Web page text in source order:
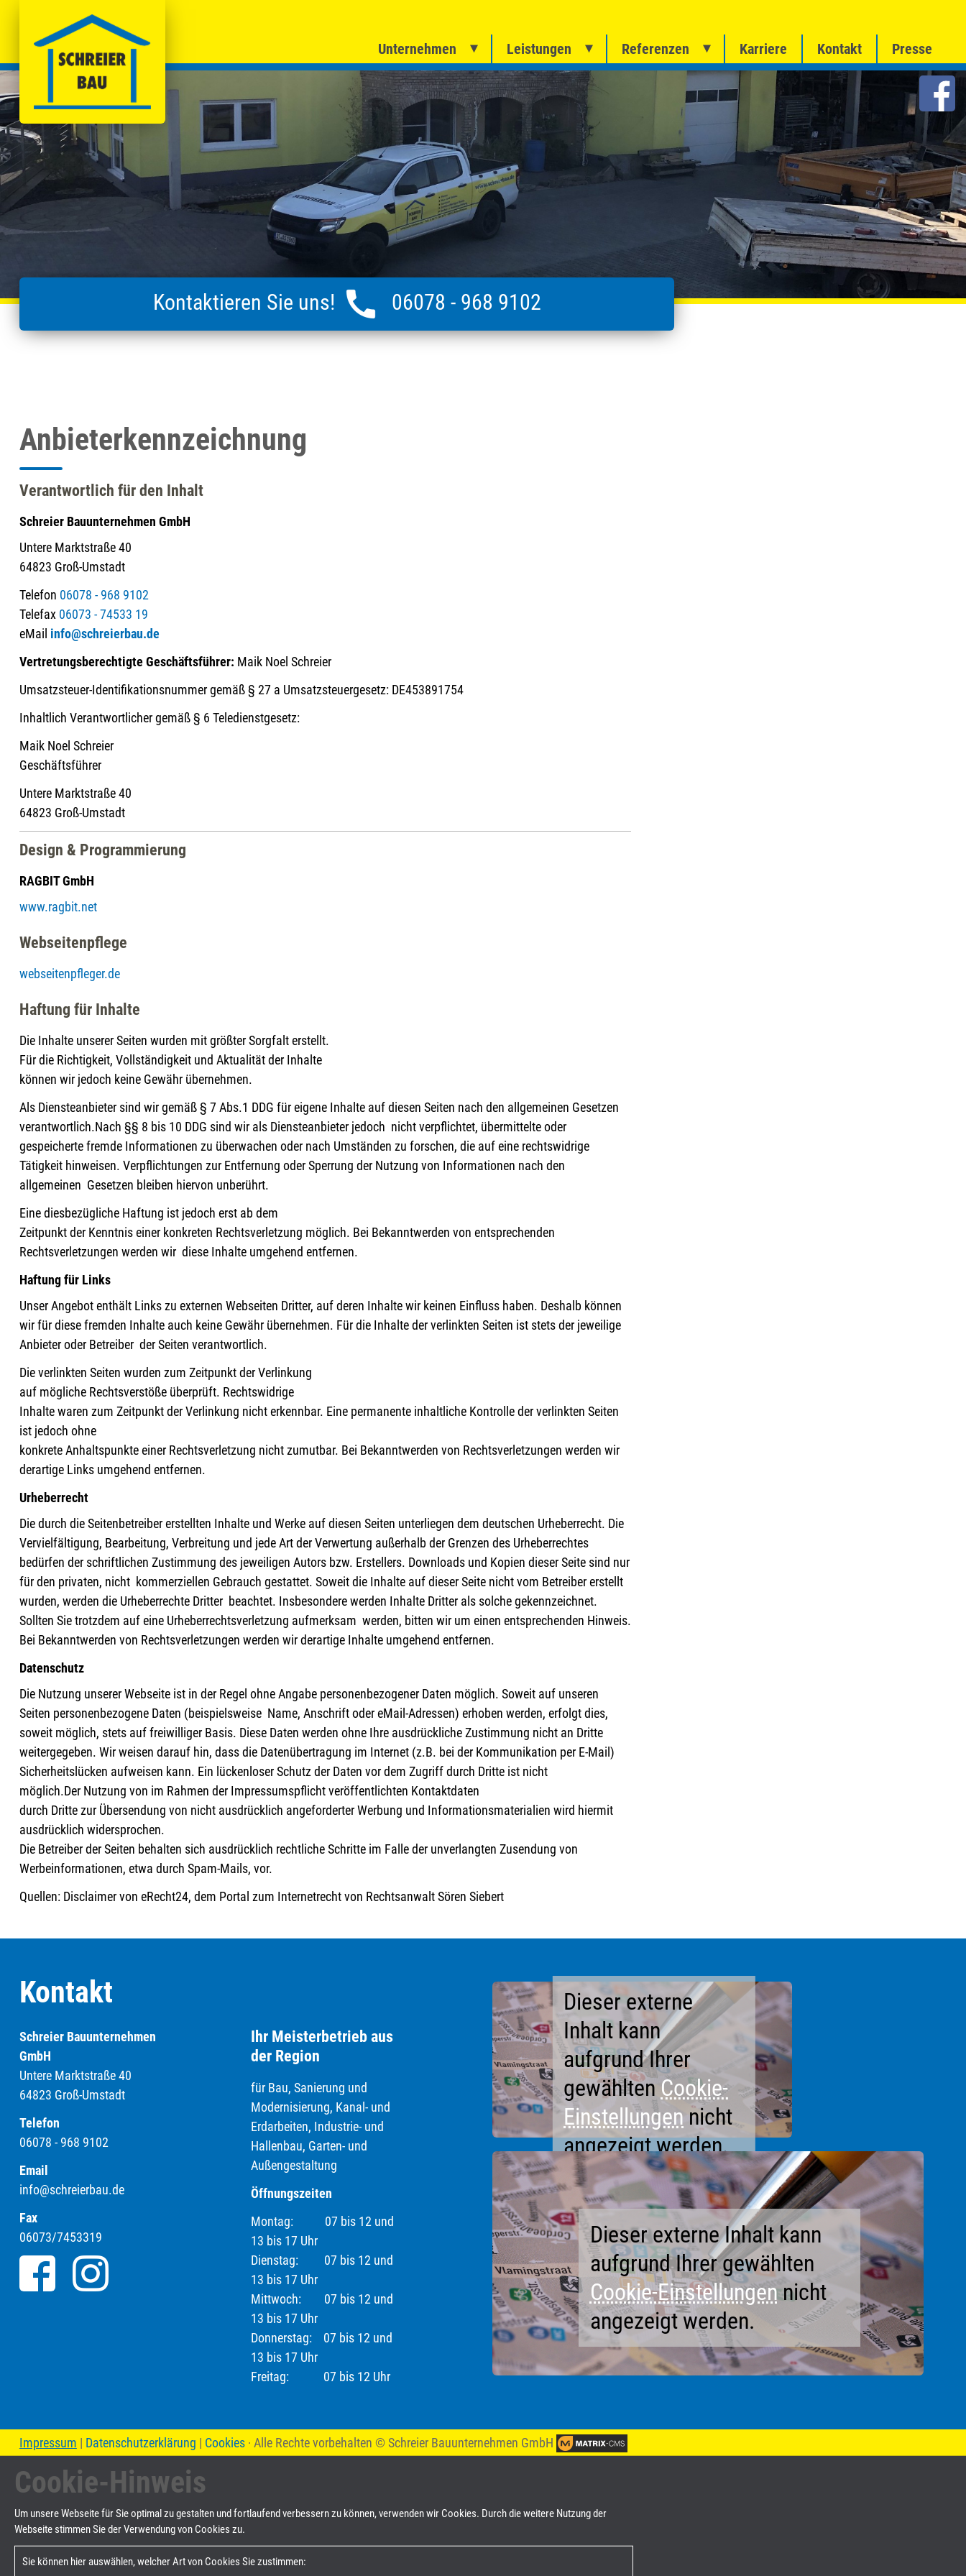
Unternehmen Leistungen Referenzen Karriere Kontakt Presse
Kontaktieren Sie uns! 06078 - 968 9102
Anbieterkennzeichnung
Verantwortlich für den Inhalt
Schreier Bauunternehmen GmbH
Untere Marktstraße 40
64823 Groß-Umstadt
Telefon 06078 - 968 9102
Telefax 06073 - 74533 19
eMail info@schreierbau.de
Vertretungsberechtigte Geschäftsführer: Maik Noel Schreier
Umsatzsteuer-Identifikationsnummer gemäß § 27 a Umsatzsteuergesetz: DE453891754
Inhaltlich Verantwortlicher gemäß § 6 Teledienstgesetz:
Maik Noel Schreier
Geschäftsführer
Untere Marktstraße 40
64823 Groß-Umstadt
Design & Programmierung
RAGBIT GmbH
www.ragbit.net
Webseitenpflege
webseitenpfleger.de
Haftung für Inhalte
Die Inhalte unserer Seiten wurden mit größter Sorgfalt erstellt.
Für die Richtigkeit, Vollständigkeit und Aktualität der Inhalte
können wir jedoch keine Gewähr übernehmen.
Als Diensteanbieter sind wir gemäß § 7 Abs.1 DDG für eigene Inhalte auf diesen Seiten nach den allgemeinen Gesetzen
verantwortlich.Nach §§ 8 bis 10 DDG sind wir als Diensteanbieter jedoch nicht verpflichtet, übermittelte oder
gespeicherte fremde Informationen zu überwachen oder nach Umständen zu forschen, die auf eine rechtswidrige
Tätigkeit hinweisen. Verpflichtungen zur Entfernung oder Sperrung der Nutzung von Informationen nach den
allgemeinen Gesetzen bleiben hiervon unberührt.
Eine diesbezügliche Haftung ist jedoch erst ab dem
Zeitpunkt der Kenntnis einer konkreten Rechtsverletzung möglich. Bei Bekanntwerden von entsprechenden
Rechtsverletzungen werden wir diese Inhalte umgehend entfernen.
Haftung für Links
Unser Angebot enthält Links zu externen Webseiten Dritter, auf deren Inhalte wir keinen Einfluss haben. Deshalb können
wir für diese fremden Inhalte auch keine Gewähr übernehmen. Für die Inhalte der verlinkten Seiten ist stets der jeweilige
Anbieter oder Betreiber der Seiten verantwortlich.
Die verlinkten Seiten wurden zum Zeitpunkt der Verlinkung
auf mögliche Rechtsverstöße überprüft. Rechtswidrige
Inhalte waren zum Zeitpunkt der Verlinkung nicht erkennbar. Eine permanente inhaltliche Kontrolle der verlinkten Seiten
ist jedoch ohne
konkrete Anhaltspunkte einer Rechtsverletzung nicht zumutbar. Bei Bekanntwerden von Rechtsverletzungen werden wir
derartige Links umgehend entfernen.
Urheberrecht
Die durch die Seitenbetreiber erstellten Inhalte und Werke auf diesen Seiten unterliegen dem deutschen Urheberrecht. Die
Vervielfältigung, Bearbeitung, Verbreitung und jede Art der Verwertung außerhalb der Grenzen des Urheberrechtes
bedürfen der schriftlichen Zustimmung des jeweiligen Autors bzw. Erstellers. Downloads und Kopien dieser Seite sind nur
für den privaten, nicht kommerziellen Gebrauch gestattet. Soweit die Inhalte auf dieser Seite nicht vom Betreiber erstellt
wurden, werden die Urheberrechte Dritter beachtet. Insbesondere werden Inhalte Dritter als solche gekennzeichnet.
Sollten Sie trotzdem auf eine Urheberrechtsverletzung aufmerksam werden, bitten wir um einen entsprechenden Hinweis.
Bei Bekanntwerden von Rechtsverletzungen werden wir derartige Inhalte umgehend entfernen.
Datenschutz
Die Nutzung unserer Webseite ist in der Regel ohne Angabe personenbezogener Daten möglich. Soweit auf unseren
Seiten personenbezogene Daten (beispielsweise Name, Anschrift oder eMail-Adressen) erhoben werden, erfolgt dies,
soweit möglich, stets auf freiwilliger Basis. Diese Daten werden ohne Ihre ausdrückliche Zustimmung nicht an Dritte
weitergegeben. Wir weisen darauf hin, dass die Datenübertragung im Internet (z.B. bei der Kommunikation per E-Mail)
Sicherheitslücken aufweisen kann. Ein lückenloser Schutz der Daten vor dem Zugriff durch Dritte ist nicht
möglich.Der Nutzung von im Rahmen der Impressumspflicht veröffentlichten Kontaktdaten
durch Dritte zur Übersendung von nicht ausdrücklich angeforderter Werbung und Informationsmaterialien wird hiermit
ausdrücklich widersprochen.
Die Betreiber der Seiten behalten sich ausdrücklich rechtliche Schritte im Falle der unverlangten Zusendung von
Werbeinformationen, etwa durch Spam-Mails, vor.
Quellen: Disclaimer von eRecht24, dem Portal zum Internetrecht von Rechtsanwalt Sören Siebert
Kontakt
Schreier Bauunternehmen
GmbH
Untere Marktstraße 40
64823 Groß-Umstadt
Telefon
06078 - 968 9102
Email
info@schreierbau.de
Fax
06073/7453319
Ihr Meisterbetrieb aus
der Region
für Bau, Sanierung und
Modernisierung, Kanal- und
Erdarbeiten, Industrie- und
Hallenbau, Garten- und
Außengestaltung
Öffnungszeiten
Montag: 07 bis 12 und
13 bis 17 Uhr
Dienstag: 07 bis 12 und
13 bis 17 Uhr
Mittwoch: 07 bis 12 und
13 bis 17 Uhr
Donnerstag: 07 bis 12 und
13 bis 17 Uhr
Freitag: 07 bis 12 Uhr
Dieser externe
Inhalt kann
aufgrund Ihrer
gewählten Cookie-
Einstellungen nicht
angezeigt werden.
Dieser externe Inhalt kann
aufgrund Ihrer gewählten
Cookie-Einstellungennicht
angezeigt werden.
Impressum | Datenschutzerklärung | Cookies· Alle Rechte vorbehalten © Schreier Bauunternehmen GmbH
Cookie-Hinweis
Um unsere Webseite für Sie optimal zu gestalten und fortlaufend verbessern zu können, verwenden wir Cookies. Durch die weitere Nutzung der
Webseite stimmen Sie der Verwendung von Cookies zu.
Sie können hier auswählen, welcher Art von Cookies Sie zustimmen: